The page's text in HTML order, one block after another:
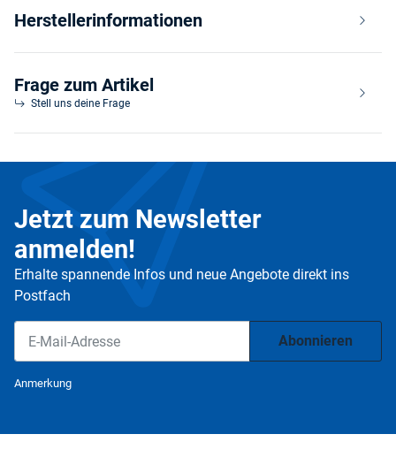
Herstellerinformationen
Frage zum Artikel
Stell uns deine Frage
Jetzt zum Newsletter
anmelden!
Erhalte spannende Infos und neue Angebote direkt ins
Postfach
Abonnieren
Anmerkung